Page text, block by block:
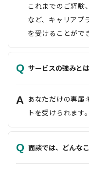
これまでのご経験
など、キャリアプ
を受けることがで
Q サービスの強みと
A あなただけの専属
トを受けられます。
Q 面談では、どんな